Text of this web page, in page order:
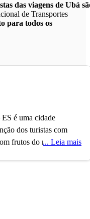
das viagens de Ubá
de Transportes
para todos os
é uma cidade
dos turistas com
frutos do mar.
nas praias como
conchas se destaca no
Leia mais